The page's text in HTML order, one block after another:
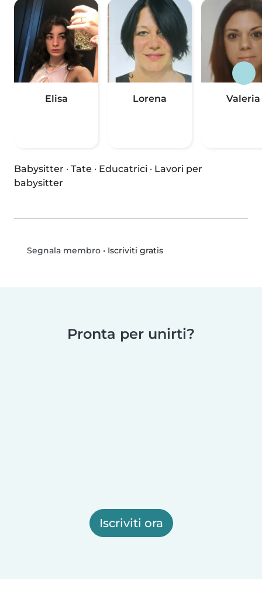
Elisa Lorena Valeria
Babysitter · Tate · Educatrici · Lavori per
babysitter
Segnala membro• Iscriviti gratis
Pronta per unirti?
Iscriviti ora